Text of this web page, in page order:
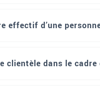
effectif d’une
clientèle dans le